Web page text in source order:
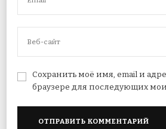
Сохранить моё имя, email и
браузере для последующих